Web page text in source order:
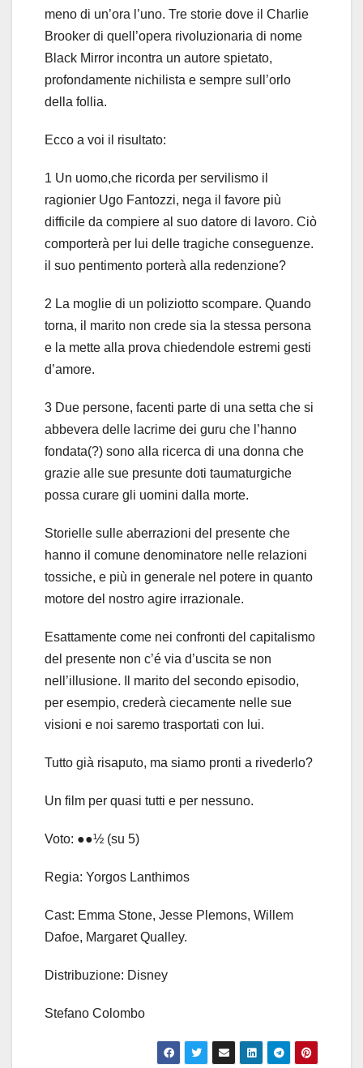
meno di un’ora l’uno. Tre storie dove il Charlie
Brooker di quell’opera rivoluzionaria di nome
Black Mirror incontra un autore spietato,
profondamente nichilista e sempre sull’orlo
della follia.
Ecco a voi il risultato:
1 Un uomo,che ricorda per servilismo il
ragionier Ugo Fantozzi, nega il favore più
difficile da compiere al suo datore di lavoro. Ciò
comporterà per lui delle tragiche conseguenze.
il suo pentimento porterà alla redenzione?
2 La moglie di un poliziotto scompare. Quando
torna, il marito non crede sia la stessa persona
e la mette alla prova chiedendole estremi gesti
d’amore.
3 Due persone, facenti parte di una setta che si
abbevera delle lacrime dei guru che l’hanno
fondata(?) sono alla ricerca di una donna che
grazie alle sue presunte doti taumaturgiche
possa curare gli uomini dalla morte.
Storielle sulle aberrazioni del presente che
hanno il comune denominatore nelle relazioni
tossiche, e più in generale nel potere in quanto
motore del nostro agire irrazionale.
Esattamente come nei confronti del capitalismo
del presente non c’é via d’uscita se non
nell’illusione. Il marito del secondo episodio,
per esempio, crederà ciecamente nelle sue
visioni e noi saremo trasportati con lui.
Tutto già risaputo, ma siamo pronti a rivederlo?
Un film per quasi tutti e per nessuno.
Voto: ●●½ (su 5)
Regia: Yorgos Lanthimos
Cast: Emma Stone, Jesse Plemons, Willem
Dafoe, Margaret Qualley.
Distribuzione: Disney
Stefano Colombo